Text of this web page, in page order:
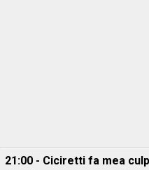
21:00 - Ciciretti fa mea